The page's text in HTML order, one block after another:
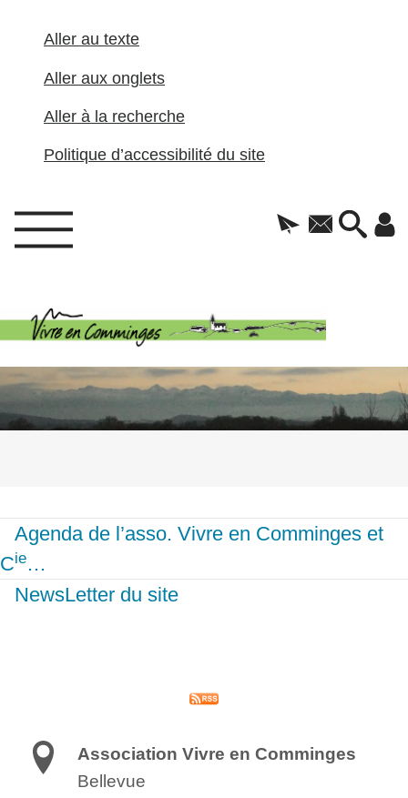
Aller au texte
Aller aux onglets
Aller à la recherche
Politique d’accessibilité du site
Agenda de l’asso. Vivre en Comminges et
Cie…
NewsLetter du site
Association Vivre en Comminges
Bellevue